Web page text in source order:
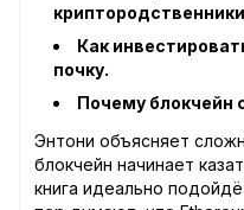
Как
почку.
Почему блокчейн
Энтони объясняет
блокчейн начинает
книга идеально